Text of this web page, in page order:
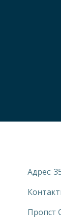
Адрес:
Пропст